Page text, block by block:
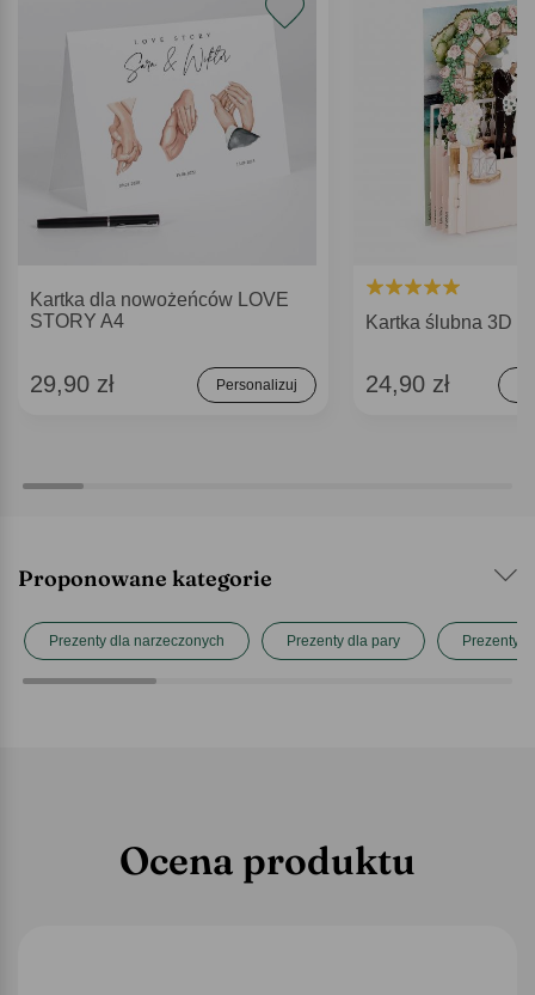
Kartka dla nowożeńców LOVE
STORY A4
29,90 zł Personalizuj
Kartka ślubna 3D
24,90 zł
Proponowane kategorie
Prezenty dla narzeczonych Prezenty dla pary Prezenty
Ocena produktu